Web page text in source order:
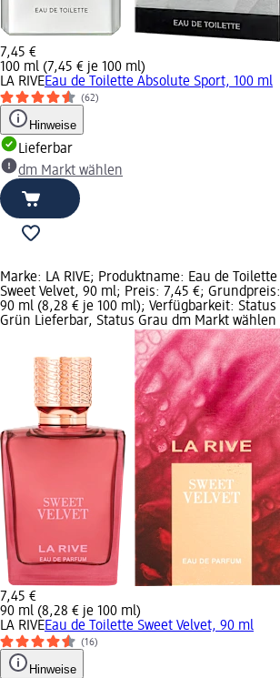
7,45 €
100 ml (7,45 € je 100 ml)
LA RIVEEau de Toilette Absolute Sport, 100 ml
(62)
Hinweise
Lieferbar
dm Markt wählen
Marke: LA RIVE; Produktname: Eau de Toilette
Sweet Velvet, 90 ml; Preis: 7,45 €; Grundpreis:
90 ml (8,28 € je 100 ml); Verfügbarkeit: Status
Grün Lieferbar, Status Grau dm Markt wählen
7,45 €
90 ml (8,28 € je 100 ml)
LA RIVEEau de Toilette Sweet Velvet, 90 ml
(16)
Hinweise